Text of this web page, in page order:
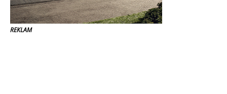
REKLAM